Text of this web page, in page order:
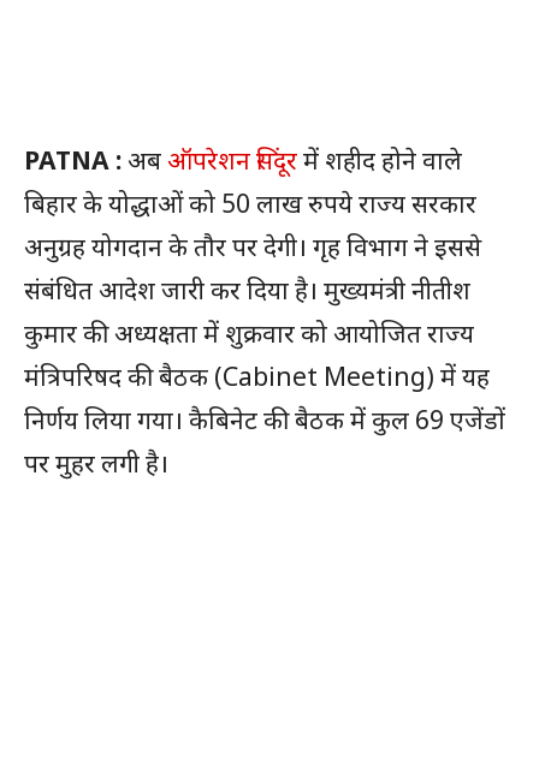
PATNA : अबऑपरेशन सिंदूरमें शहीद होने वाले
बिहार के योद्धाओं को 50 लाख रुपये राज्य सरकार
अनुग्रह योगदान के तौर पर देगी। गृह विभाग ने इससे
संबंधित आदेश जारी कर दिया है। मुख्यमंत्री नीतीश
कुमार की अध्यक्षता में शुक्रवार को आयोजित राज्य
मंत्रिपरिषद की बैठक (Cabinet Meeting) में यह
निर्णय लिया गया। कैबिनेट की बैठक में कुल 69 एजेंडों
पर मुहर लगी है।